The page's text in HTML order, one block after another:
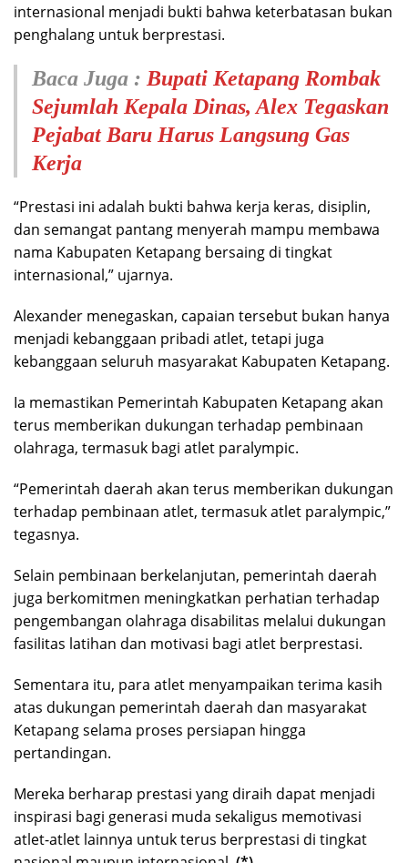
internasional menjadi bukti bahwa keterbatasan bukan
penghalang untuk berprestasi.
Baca Juga : Bupati Ketapang Rombak
Sejumlah Kepala Dinas, Alex Tegaskan
Pejabat Baru Harus Langsung Gas
Kerja
“Prestasi ini adalah bukti bahwa kerja keras, disiplin,
dan semangat pantang menyerah mampu membawa
nama Kabupaten Ketapang bersaing di tingkat
internasional,” ujarnya.
Alexander menegaskan, capaian tersebut bukan hanya
menjadi kebanggaan pribadi atlet, tetapi juga
kebanggaan seluruh masyarakat Kabupaten Ketapang.
Ia memastikan Pemerintah Kabupaten Ketapang akan
terus memberikan dukungan terhadap pembinaan
olahraga, termasuk bagi atlet paralympic.
“Pemerintah daerah akan terus memberikan dukungan
terhadap pembinaan atlet, termasuk atlet paralympic,”
tegasnya.
Selain pembinaan berkelanjutan, pemerintah daerah
juga berkomitmen meningkatkan perhatian terhadap
pengembangan olahraga disabilitas melalui dukungan
fasilitas latihan dan motivasi bagi atlet berprestasi.
Sementara itu, para atlet menyampaikan terima kasih
atas dukungan pemerintah daerah dan masyarakat
Ketapang selama proses persiapan hingga
pertandingan.
Mereka berharap prestasi yang diraih dapat menjadi
inspirasi bagi generasi muda sekaligus memotivasi
atlet-atlet lainnya untuk terus berprestasi di tingkat